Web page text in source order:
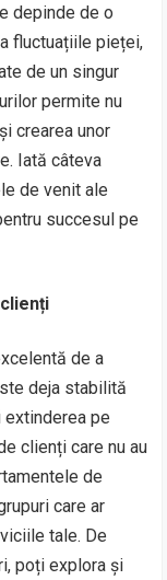
depinde de o
fluctuațiile pieței,
de un singur
permite nu
crearea unor
Iată câteva
de venit ale
succesul pe
de a
deja stabilită
pe
clienți care nu au
de
care ar
tale. De
poți explora și